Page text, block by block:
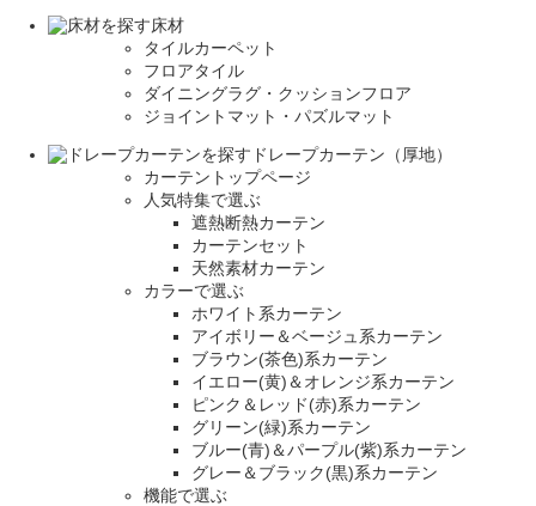
床材
タイルカーペット
フロアタイル
ダイニングラグ・クッションフロア
ジョイントマット・パズルマット
ドレープカーテン（厚地）
カーテントップページ
人気特集で選ぶ
遮熱断熱カーテン
カーテンセット
天然素材カーテン
カラーで選ぶ
ホワイト系カーテン
アイボリー＆ベージュ系カーテン
ブラウン(茶色)系カーテン
イエロー(黄)＆オレンジ系カーテン
ピンク＆レッド(赤)系カーテン
グリーン(緑)系カーテン
ブルー(青)＆パープル(紫)系カーテン
グレー＆ブラック(黒)系カーテン
機能で選ぶ